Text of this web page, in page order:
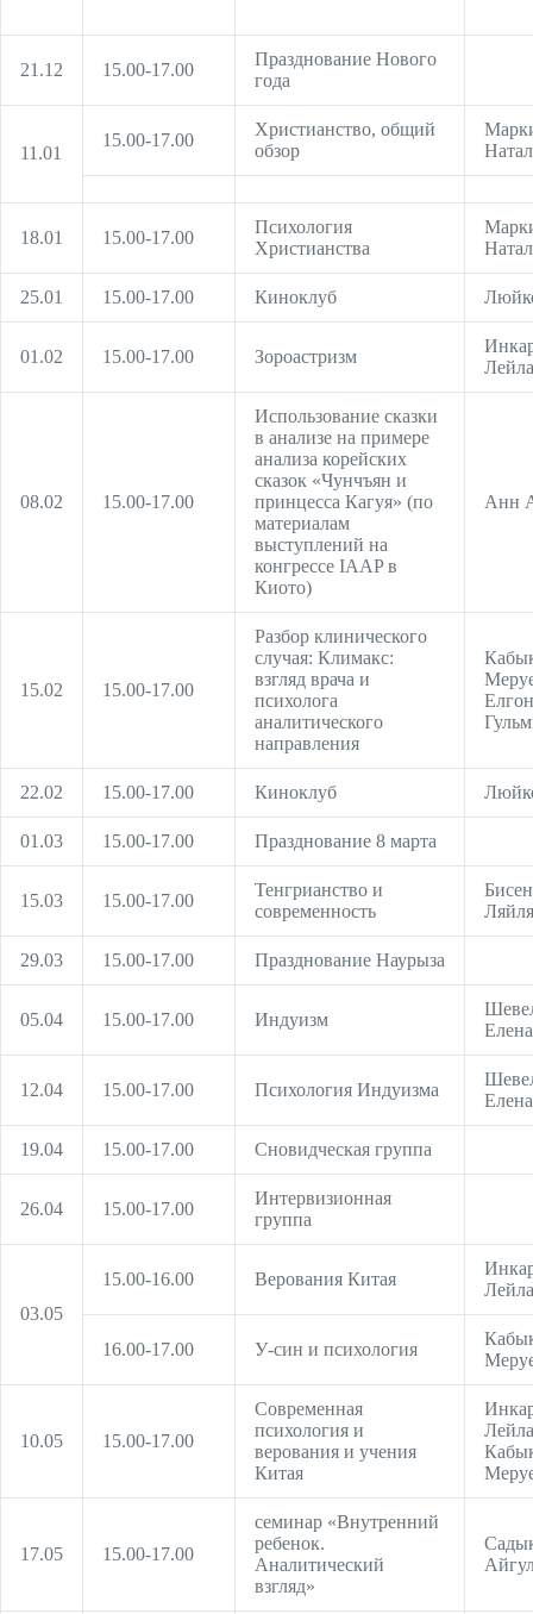
21.12 15.00-17.00
Празднование Нового
года
11.01
15.00-17.00
Христианство, общий
обзор
18.01 15.00-17.00
Психология
Христианства
25.01 15.00-17.00 Киноклуб
01.02 15.00-17.00 Зороастризм
Лейла
08.02 15.00-17.00
Использование сказки
в анализе на примере
анализа корейских
сказок «Чунчъян и
принцесса Кагуя» (по
материалам
выступлений на
конгрессе IAAP в
Киото)
Анн
15.02 15.00-17.00
Разбор клинического
случая: Климакс:
взгляд врача и
психолога
аналитического
направления
22.02 15.00-17.00 Киноклуб
01.03 15.00-17.00 Празднование 8 марта
15.03 15.00-17.00
Тенгрианство и
современность
Ляйля
29.03 15.00-17.00 Празднование Наурыза
05.04 15.00-17.00 Индуизм
Елена
12.04 15.00-17.00 Психология Индуизма
Елена
19.04 15.00-17.00 Сновидческая группа
26.04 15.00-17.00
Интервизионная
группа
03.05
15.00-16.00 Верования Китая
Лейла
16.00-17.00 У-син и психология
10.05 15.00-17.00
Современная
психология и
верования и учения
Китая
17.05 15.00-17.00
семинар «Внутренний
ребенок.
Аналитический
взгляд»